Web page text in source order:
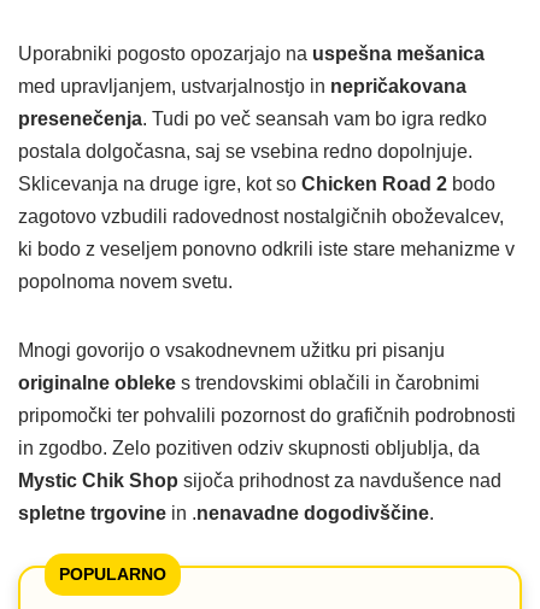
Uporabniki pogosto opozarjajo na uspešna mešanica
med upravljanjem, ustvarjalnostjo in nepričakovana
presenečenja. Tudi po več seansah vam bo igra redko
postala dolgočasna, saj se vsebina redno dopolnjuje.
Sklicevanja na druge igre, kot so Chicken Road 2 bodo
zagotovo vzbudili radovednost nostalgičnih oboževalcev,
ki bodo z veseljem ponovno odkrili iste stare mehanizme v
popolnoma novem svetu.
Mnogi govorijo o vsakodnevnem užitku pri pisanju
originalne obleke s trendovskimi oblačili in čarobnimi
pripomočki ter pohvalili pozornost do grafičnih podrobnosti
in zgodbo. Zelo pozitiven odziv skupnosti obljublja, da
Mystic Chik Shop sijoča prihodnost za navdušence nad
spletne trgovine in .nenavadne dogodivščine.
POPULARNO